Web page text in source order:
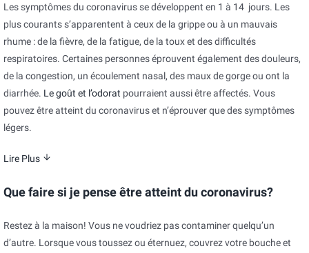
Les symptômes du coronavirus se développent en 1 à 14 jours. Les
plus courants s’apparentent à ceux de la grippe ou à un mauvais
rhume : de la fièvre, de la fatigue, de la toux et des difficultés
respiratoires. Certaines personnes éprouvent également des douleurs,
de la congestion, un écoulement nasal, des maux de gorge ou ont la
diarrhée. Le goût et l’odorat pourraient aussi être affectés. Vous
pouvez être atteint du coronavirus et n’éprouver que des symptômes
légers.
Lire Plus
Que faire si je pense être atteint du coronavirus?
Restez à la maison! Vous ne voudriez pas contaminer quelqu’un
d’autre. Lorsque vous toussez ou éternuez, couvrez votre bouche et